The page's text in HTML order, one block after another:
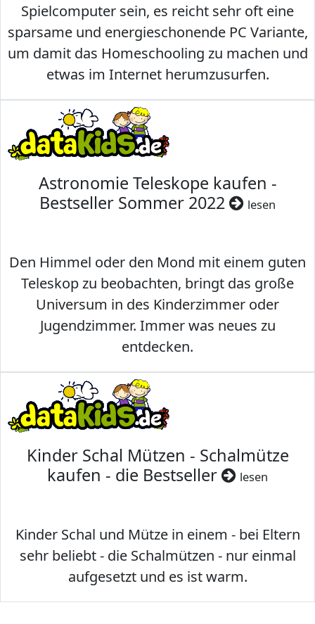
Spielcomputer sein, es reicht sehr oft eine
sparsame und energieschonende PC Variante,
um damit das Homeschooling zu machen und
etwas im Internet herumzusurfen.
Astronomie Teleskope kaufen -
Bestseller Sommer 2022
lesen
Den Himmel oder den Mond mit einem guten
Teleskop zu beobachten, bringt das große
Universum in des Kinderzimmer oder
Jugendzimmer. Immer was neues zu
entdecken.
Kinder Schal Mützen - Schalmütze
kaufen - die Bestseller
lesen
Kinder Schal und Mütze in einem - bei Eltern
sehr beliebt - die Schalmützen - nur einmal
aufgesetzt und es ist warm.